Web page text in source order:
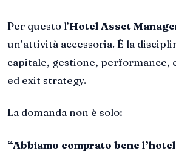
Per questo l’Hotel Asset
un’attività accessoria. È la
capitale, gestione, performance,
ed exit strategy.
La domanda non è solo:
“Abbiamo comprato bene